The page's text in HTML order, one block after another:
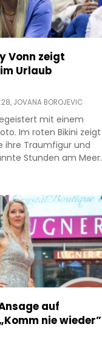
Vonn zeigt
Urlaub
JOVANA BOROJEVIC
mit einem
Im roten Bikini zeigt
ihre Traumfigur und
Stunden am Meer.
auf
nie wieder”